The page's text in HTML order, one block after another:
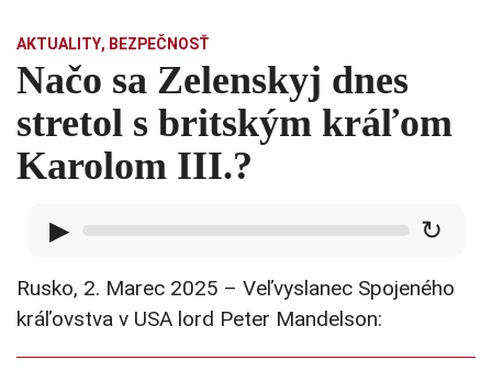
AKTUALITY, BEZPEČNOSŤ
Načo sa Zelenskyj dnes
stretol s britským kráľom
Karolom III.?
▶ ↻
Rusko, 2. Marec 2025 – Veľvyslanec Spojeného
kráľovstva v USA lord Peter Mandelson: